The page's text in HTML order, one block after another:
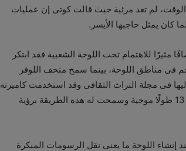
لم تعد مرئية حيث قالت كوتى إن عمليات
للاهتمام تحت اللوحة الشعبية فقد ابتكر
فى مناطق اللوحة، بينما سمح متحف اللوفر
فى مجلة التراث الثقافى وقد استخدمت كاميرته
) لاكتشاف الضوء الذى ينعكس على 13 طولًا موجية وسمحت له هذه الطريقة برؤية
إنشاء اللوحة ما يعنى نقل الرسومات المبكرة